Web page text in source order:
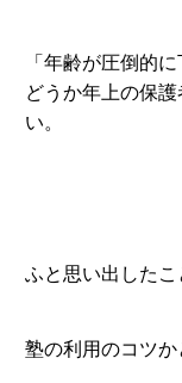
「年齢が圧倒的
どうか年上の保
い。
ふと思い出したこ
塾の利用のコツか